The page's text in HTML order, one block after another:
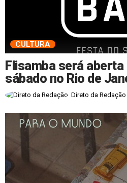
CULTURA
Flisamba será
sábado no Rio de
Direto da Redação